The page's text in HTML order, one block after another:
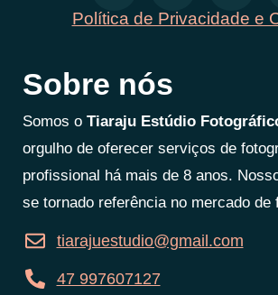
Política de Privacidade e
Sobre nós
Somos o Tiaraju Estúdio
orgulho de oferecer serviços de
profissional há mais de 8 anos.
se tornado referência no mercado de
tiarajuestudio@gmail.com
47 997607127